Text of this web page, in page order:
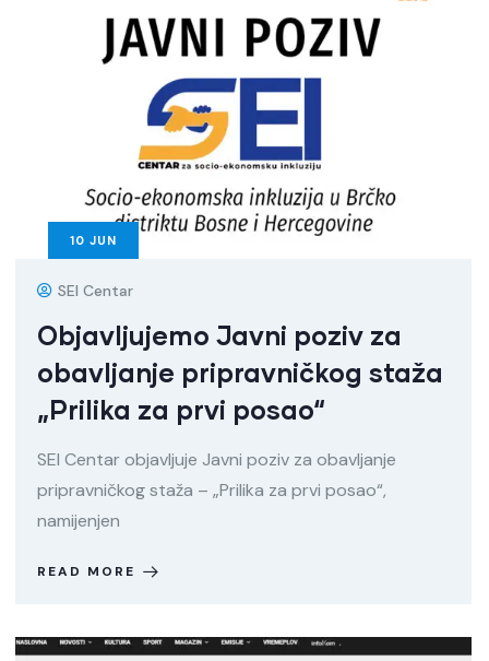
10 JUN
SEI Centar
Objavljujemo Javni poziv za
obavljanje pripravničkog staža
„Prilika za prvi posao“
SEI Centar objavljuje Javni poziv za obavljanje
pripravničkog staža – „Prilika za prvi posao“,
namijenjen
READ MORE